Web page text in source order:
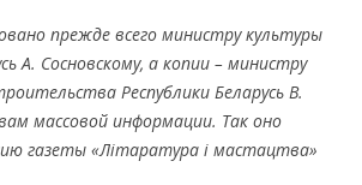
прежде всего министру культуры
А. Сосновскому, а копии – министру
Республики Беларусь В.
массовой информации. Так оно
газеты «Літаратура і мастацтва»